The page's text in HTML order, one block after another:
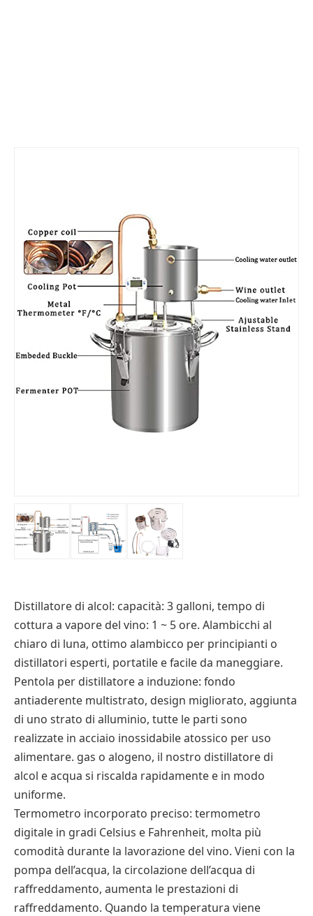
Distillatore di alcol: capacità: 3 galloni, tempo di
cottura a vapore del vino: 1 ~ 5 ore. Alambicchi al
chiaro di luna, ottimo alambicco per principianti o
distillatori esperti, portatile e facile da maneggiare.
Pentola per distillatore a induzione: fondo
antiaderente multistrato, design migliorato, aggiunta
di uno strato di alluminio, tutte le parti sono
realizzate in acciaio inossidabile atossico per uso
alimentare. gas o alogeno, il nostro distillatore di
alcol e acqua si riscalda rapidamente e in modo
uniforme.
Termometro incorporato preciso: termometro
digitale in gradi Celsius e Fahrenheit, molta più
comodità durante la lavorazione del vino. Vieni con la
pompa dell’acqua, la circolazione dell’acqua di
raffreddamento, aumenta le prestazioni di
raffreddamento. Quando la temperatura viene